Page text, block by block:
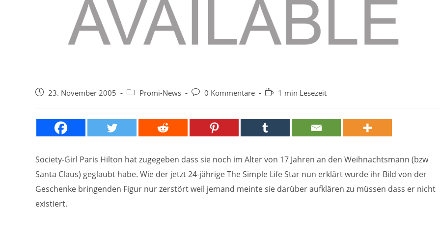
Beitrag23. November 2005
Beitrags-
Promi-News
Beitrags-
0 Kommentare Lesedauer:
1 min Lesezeit
Society-Girl Paris Hilton hat zugegeben dass sie noch im Alter von 17 Jahren an den Weihnachtsmann (bzw
Santa Claus) geglaubt habe. Wie der jetzt 24-jährige The Simple Life Star nun erklärt wurde ihr Bild von der
Geschenke bringenden Figur nur zerstört weil jemand meinte sie darüber aufklären zu müssen dass er nicht
existiert.